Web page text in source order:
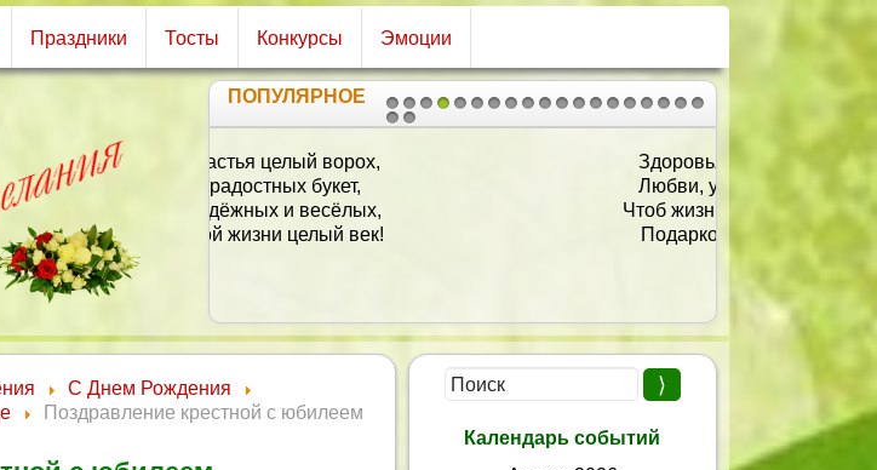
Праздники Тосты Конкурсы Эмоции
1 2
2021
ПОПУЛЯРНОЕ
Здоровья, радости, добра,
Любви, удачи, настроенья!
Чтоб жизнь счастливою была,
Подарков уйму и везенья!
С Днем Рождения
Поздравление крестной с юбилеем
Календарь событий